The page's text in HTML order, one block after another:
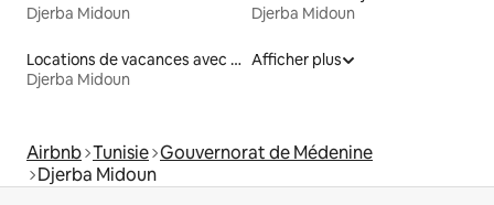
Djerba Midoun
Djerba Midoun
Locations de vacances avec piscine
Djerba Midoun
Afficher plus
Airbnb Tunisie Gouvernorat de Médenine
Djerba Midoun